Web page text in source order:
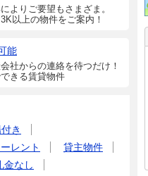
よりご要望もさまざま。
以上の物件をご案内！
能
社からの連絡を待つだけ！
きる賃貸物件
き
レント
貸主物件
金なし